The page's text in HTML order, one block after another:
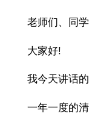
老师们、同学
大家好!
我今天讲话
一年一度的